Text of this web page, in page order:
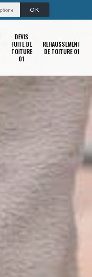
DEVIS
FUITE DE
TOITURE
01
REHAUSSEMENT
DE TOITURE 01